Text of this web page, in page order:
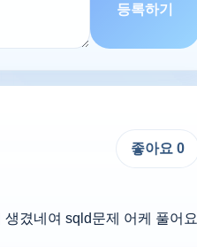
등록하기
좋아요 0
겼네여 sqld문제 어케 풀어요